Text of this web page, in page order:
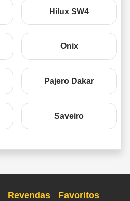
Hilux SW4
Onix
Pajero Dakar
Saveiro
Revendas
Favoritos